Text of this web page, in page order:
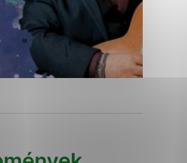
Analytické cookies
nie je